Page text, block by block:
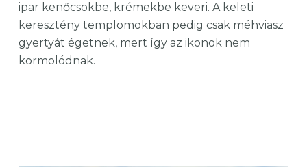
ipar kenőcsökbe, krémekbe keveri. A keleti
keresztény templomokban pedig csak méhviasz
gyertyát égetnek, mert így az ikonok nem
kormolódnak.